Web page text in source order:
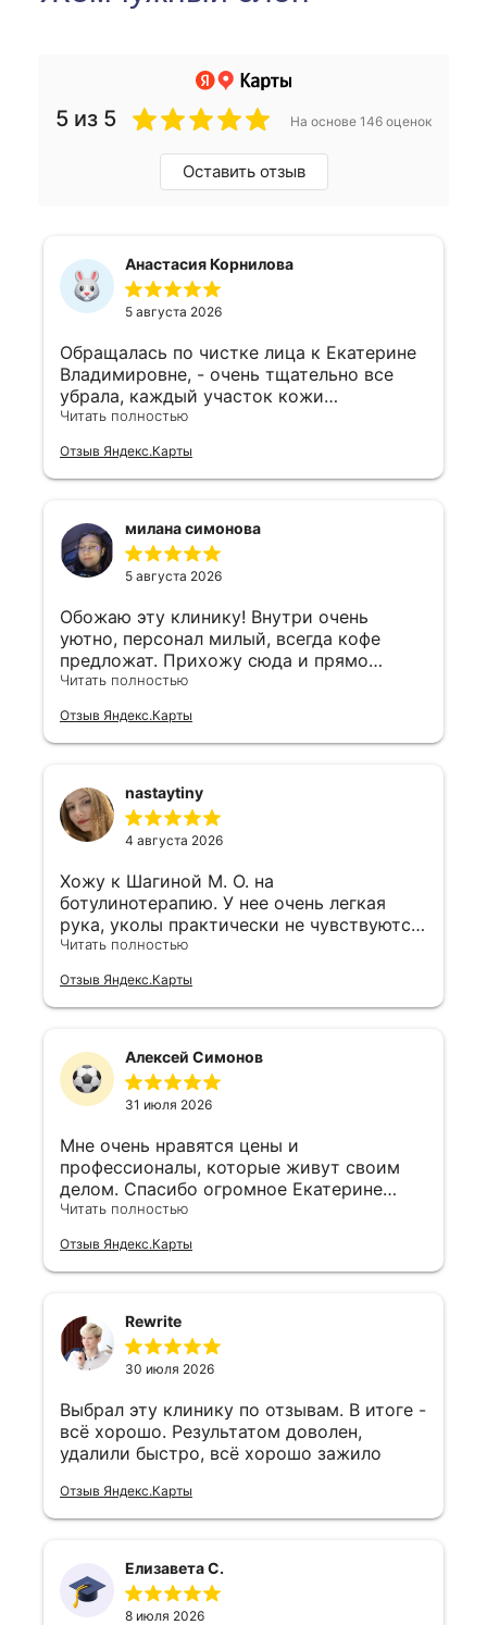
5 из 5 На основе 146 оценок
Оставить отзыв
Анастасия Корнилова
5 августа 2026
Обращалась по чистке лица к Екатерине
Владимировне, - очень тщательно все
убрала, каждый участок кожи
обработала, подобрала уход- все
лишнего👍 обязательно обращусь ещё
Читать полностью
Отзыв Яндекс.Карты
милана симонова
5 августа 2026
Обожаю эту клинику! Внутри очень
уютно, персонал милый, всегда кофе
предложат. Прихожу сюда и прямо
отдыхаю душой.
Читать полностью
Отзыв Яндекс.Карты
nastaytiny
4 августа 2026
Хожу к Шагиной М. О. на
ботулинотерапию. У нее очень легкая
рука, уколы практически не чувствуются,
и лоб после этого не "каменный", мимика
доктор не навязывает лишних процедур,
а рекомендует только то, что
Читать полностью
Отзыв Яндекс.Карты
Алексей Симонов
31 июля 2026
Мне очень нравятся цены и
профессионалы, которые живут своим
делом. Спасибо огромное Екатерине
Владимировне за супер работу
Читать полностью
Отзыв Яндекс.Карты
Rewrite
30 июля 2026
Выбрал эту клинику по отзывам. В итоге -
всё хорошо. Результатом доволен,
удалили быстро, всё хорошо зажило
Отзыв Яндекс.Карты
Елизавета С.
8 июля 2026